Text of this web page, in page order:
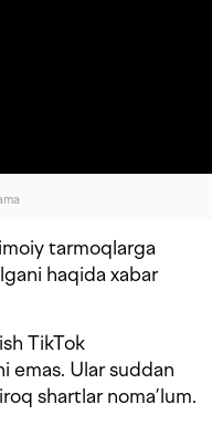
tarmoqlarga
haqida xabar
TikTok
emas. Ular suddan
shartlar noma’lum.